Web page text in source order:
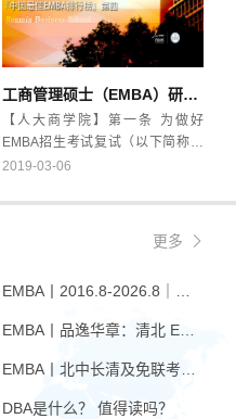
22日，又有一批这样的企业高管来
到了复旦管理学院，成为复旦大学
EMBA的一名新生。他们将在此开
新的人生旅程。
工商管理硕士（EMBA）研究生招生考试复试实施办法
【人大商学院】第一条 为做好
EMBA招生考试复试（以下简称复
试）工作，规范复试程序，按照学
施办法。第二条 复试工作要始终坚
的原则。第三条 复试工作在商学院
进行。第四条 复试评委由商学院具
高层管理者担任，商学院EMBA项
目中心的工作人员负责复试的组织
管理工作。
2019-03-06
更多
EMBA丨品逸华章：清北 EMBA 辅导的学院派实力全景
EMBA丨北中长清及免联考EMBA项目申请时间汇总（7月篇）
DBA是什么？ 值得读吗？